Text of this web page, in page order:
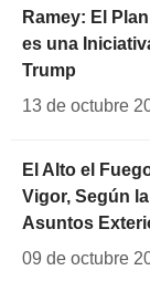
Ramey: El
es una
Trump
13 de octubre
El Alto el
Vigor, Según
Asuntos
09 de octubre